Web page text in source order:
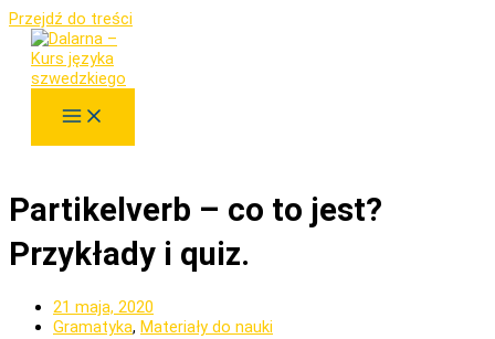
Przejdź do treści
Partikelverb – co to jest?
Przykłady i quiz.
21 maja, 2020
Gramatyka, Materiały do nauki